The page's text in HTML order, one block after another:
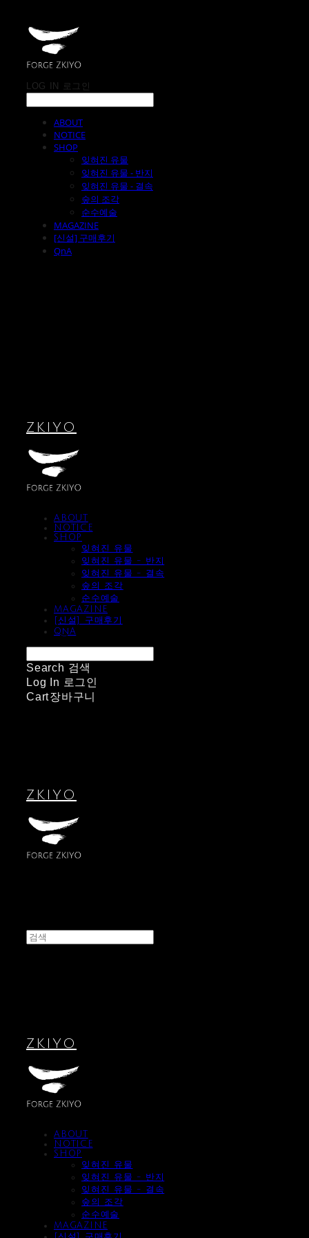
LOG IN 로그인
ABOUT
NOTICE
SHOP
잊혀진 유물
잊혀진 유물 - 반지
잊혀진 유물 - 결속
숲의 조각
순수예술
MAGAZINE
[신설] 구매후기
QnA
ZKIYO
ABOUT
NOTICE
SHOP
잊혀진 유물
잊혀진 유물 - 반지
잊혀진 유물 - 결속
숲의 조각
순수예술
MAGAZINE
[신설] 구매후기
QnA
Search 검색
Log In 로그인
Cart장바구니
ZKIYO
ZKIYO
ABOUT
NOTICE
SHOP
잊혀진 유물
잊혀진 유물 - 반지
잊혀진 유물 - 결속
숲의 조각
순수예술
MAGAZINE